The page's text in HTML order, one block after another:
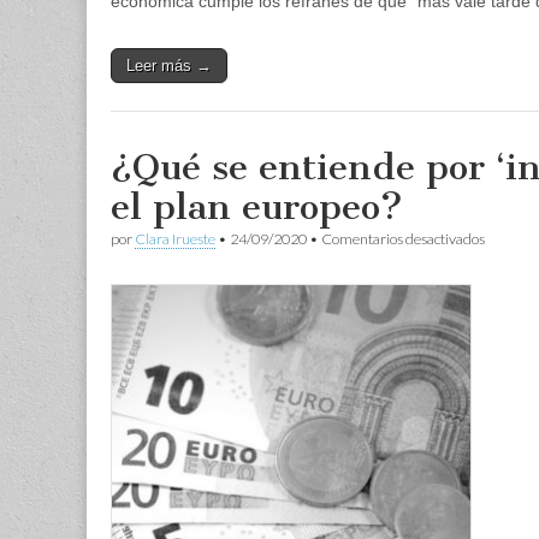
Leer más →
¿Qué se entiende por
el plan europeo?
por Clara Irueste • 24/09/2020 • Comentarios desactivadosen